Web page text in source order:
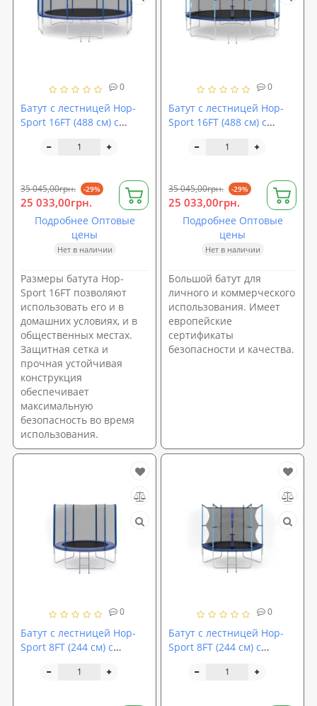
0
Батут с лестницей Hop-
Sport 16FT (488 см) с
35 045,00грн. -29%
25 033,00грн.
Подробнее Оптовые
цены
Нет в наличии
Размеры батута Hop-
Sport 16FT позволяют
использовать его и в
домашних условиях, и в
общественных местах.
Защитная сетка и
прочная устойчивая
конструкция
обеспечивает
максимальную
безопасность во время
использования.
0
Батут с лестницей Hop-
Sport 16FT (488 см) с
35 045,00грн. -29%
25 033,00грн.
Подробнее Оптовые
цены
Нет в наличии
Большой батут для
личного и коммерческого
использования. Имеет
европейские
сертификаты
безопасности и качества.
0
Батут с лестницей Hop-
Sport 8FT (244 см) с
0
Батут с лестницей Hop-
Sport 8FT (244 см) с